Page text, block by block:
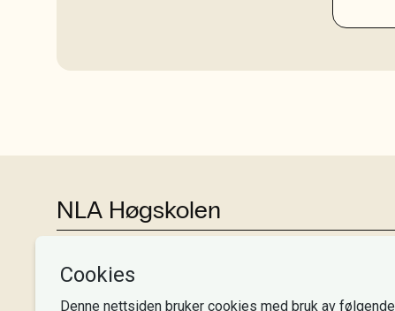
NLA Høgskolen
Tlf:+47 55 54 07 00
Send epost